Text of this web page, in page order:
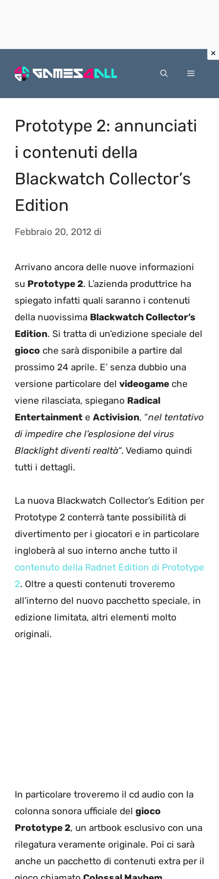
Menu
Prototype 2: annunciati
i contenuti della
Blackwatch Collector’s
Edition
Febbraio 20, 2012 di
Arrivano ancora delle nuove informazioni
su Prototype 2. L’azienda produttrice ha
spiegato infatti quali saranno i contenuti
della nuovissima Blackwatch Collector’s
Edition. Si tratta di un’edizione speciale del
gioco che sarà disponibile a partire dal
prossimo 24 aprile. E’ senza dubbio una
versione particolare del videogame che
viene rilasciata, spiegano Radical
Entertainment e Activision, “nel tentativo
di impedire che l’esplosione del virus
Blacklight diventi realtà“. Vediamo quindi
tutti i dettagli.
La nuova Blackwatch Collector’s Edition per
Prototype 2 conterrà tante possibilità di
divertimento per i giocatori e in particolare
ingloberà al suo interno anche tutto il
contenuto della Radnet Edition di Prototype
2. Oltre a questi contenuti troveremo
all’interno del nuovo pacchetto speciale, in
edizione limitata, altri elementi molto
originali.
In particolare troveremo il cd audio con la
colonna sonora ufficiale del gioco
Prototype 2, un artbook esclusivo con una
rilegatura veramente originale. Poi ci sarà
anche un pacchetto di contenuti extra per il